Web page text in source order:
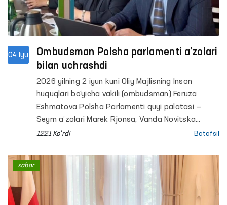
04 Iyu
Ombudsman Polsha parlamenti a’zolari
bilan uchrashdi
2026 yilning 2 iyun kuni Oliy Majlisning Inson
huquqlari bo‘yicha vakili (ombudsman) Feruza
Eshmatova Polsha Parlamenti quyi palatasi —
Seym a’zolari Marek Rjonsa, Vanda Novitska
hamda Alitsiya Lepkovska-Golas bilan uchrashuv
1221 Ko'rdi Batafsil
xabar